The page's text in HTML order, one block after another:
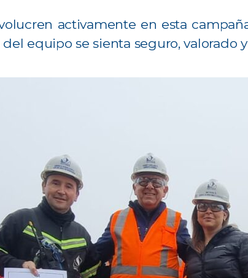
activamente en esta
equipo se sienta seguro, valorado